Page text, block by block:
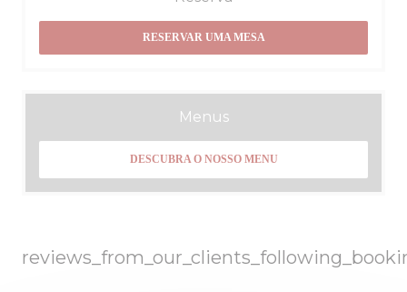
RESERVAR UMA MESA
Menus
DESCUBRA O NOSSO MENU